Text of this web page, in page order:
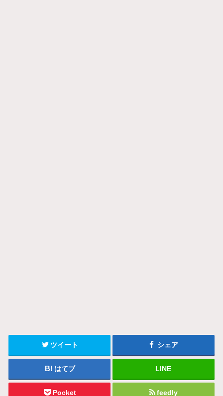
ツイート シェア
はてブ LINE
Pocket feedly